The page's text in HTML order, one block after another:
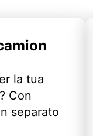
la tua
Con
separato